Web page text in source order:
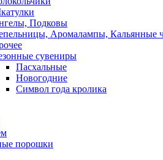
Подковы
Аромалампы, Кальянные
сувениры
Пасхальные
Новогодние
Символ года кролика
порошки